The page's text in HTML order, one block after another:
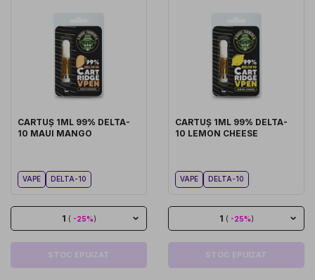
CARTUȘ 1ML 99% DELTA-
10 MAUI MANGO
VAPE DELTA-10
1 ( -25%)
STOC EPUIZAT
CARTUȘ 1ML 99% DELTA-
10 LEMON CHEESE
VAPE DELTA-10
1 ( -25%)
STOC EPUIZAT